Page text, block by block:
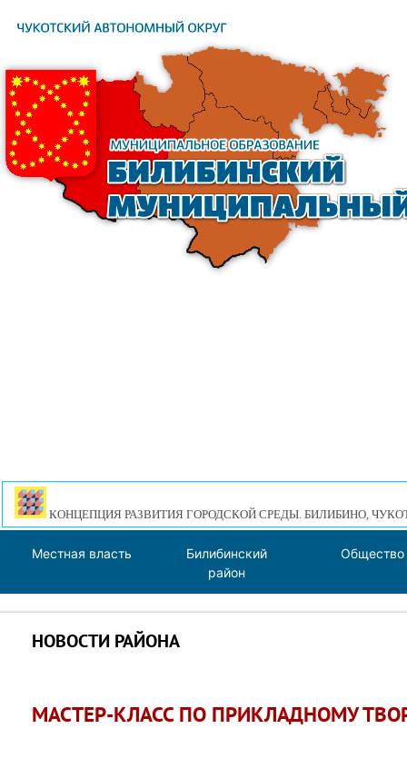
КОНЦЕПЦИЯ РАЗВИТИЯ ГОРОДСКОЙ СРЕДЫ. БИЛИБИНО,
Местная власть
Билибинский
район
Общество
НОВОСТИ РАЙОНА
МАСТЕР-КЛАСС ПО ПРИКЛАДНОМУ